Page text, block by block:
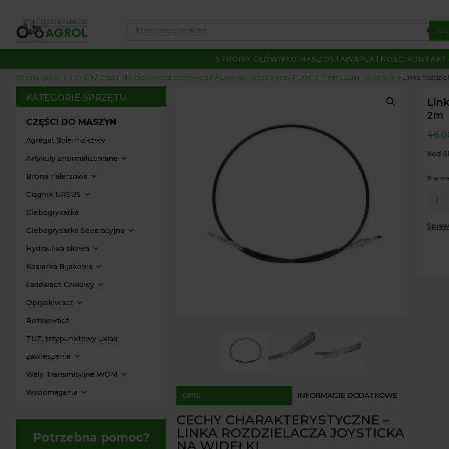
produktów
STRONA GŁÓWNAO NAS DOSTAWAPŁATNOŚCI KONTAKT
Strona główna / Sklep / Części do ładowacza czołowego / Linki do rozdzielaczy / Linki z montażem na widełki / Linka
KATEGORIE SPRZĘTU
CZĘŚCI DO MASZYN
Agregat Ścierniskowy
Artykuły znormalizowane
Brona Talerzowa
Ciągnik URSUS
Glebogryzarka
Glebogryzarka Separacyjna
Hydraulika siłowa
Kosiarka Bijakowa
Ładowacz Czołowy
Opryskiwacz
Rozsiewacz
TUZ, trzypunktowy układ
zawieszenia
Wały Transmisyjne WOM
Wspomagania
Potrzebna pomoc?
OPIS INFORMACJE DODATKOWE
CECHY CHARAKTERYSTYCZNE –
LINKA ROZDZIELACZA JOYSTICKA
2m
Kod
9 w